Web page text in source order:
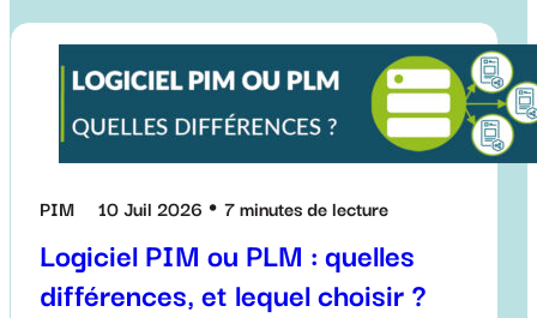
PIM 10 Juil 2026 7 minutes de lecture
Logiciel PIM ou PLM : quelles
différences, et lequel choisir ?